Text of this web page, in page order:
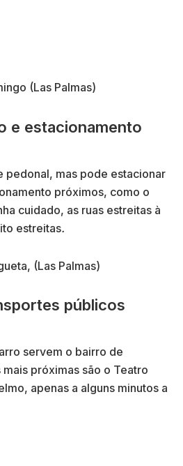
e estacionamento
pedonal, mas pode estacionar
próximos, como o
cuidado, as ruas estreitas à
estreitas.
públicos
servem o bairro de
próximas são o Teatro
apenas a alguns minutos a